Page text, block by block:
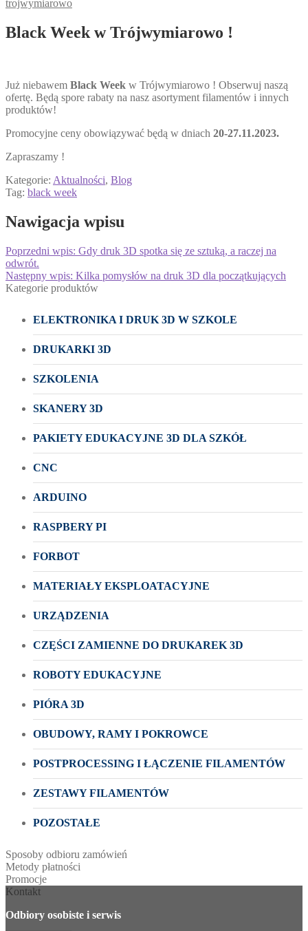
trojwymiarowo
Black Week w Trójwymiarowo !
Już niebawem Black Week w Trójwymiarowo ! Obserwuj naszą
ofertę. Będą spore rabaty na nasz asortyment filamentów i innych
produktów!
Promocyjne ceny obowiązywać będą w dniach 20-27.11.2023.
Zapraszamy !
Kategorie: Aktualności, Blog
Tag: black week
Nawigacja wpisu
Poprzedni wpis: Gdy druk 3D spotka się ze sztuką, a raczej na
odwrót.
Następny wpis: Kilka pomysłów na druk 3D dla początkujących
Kategorie produktów
ELEKTRONIKA I DRUK 3D W SZKOLE
DRUKARKI 3D
SZKOLENIA
SKANERY 3D
PAKIETY EDUKACYJNE 3D DLA SZKÓŁ
CNC
ARDUINO
RASPBERY PI
FORBOT
MATERIAŁY EKSPLOATACYJNE
URZĄDZENIA
CZĘŚCI ZAMIENNE DO DRUKAREK 3D
ROBOTY EDUKACYJNE
PIÓRA 3D
OBUDOWY, RAMY I POKROWCE
POSTPROCESSING I ŁĄCZENIE FILAMENTÓW
ZESTAWY FILAMENTÓW
POZOSTAŁE
Sposoby odbioru zamówień
Metody płatności
Promocje
Kontakt
Odbiory osobiste i serwis